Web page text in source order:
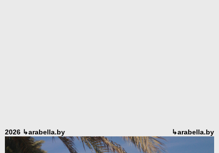
2026 ↳arabella.by ↳arabella.by